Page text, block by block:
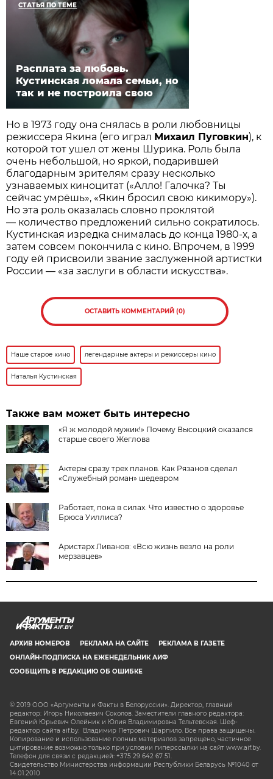
СТАТЬЯ ПО ТЕМЕ
Расплата за любовь.
Кустинская ломала семьи, но
так и не построила свою
Но в 1973 году она снялась в роли любовницы
режиссера Якина (его играл Михаил Пуговкин), к
которой тот ушел от жены Шурика. Роль была
очень небольшой, но яркой, подарившей
благодарным зрителям сразу несколько
узнаваемых киноцитат («Алло! Галочка? Ты
сейчас умрёшь», «Якин бросил свою кикимору»).
Но эта роль оказалась словно проклятой
— количество предложений сильно сократилось.
Кустинская изредка снималась до конца 1980-х, а
затем совсем покончила с кино. Впрочем, в 1999
году ей присвоили звание заслуженной артистки
России — «за заслуги в области искусства».
ОСТАВИТЬ КОММЕНТАРИЙ (0)
Наше старое кино легендарные актеры и режиссеры кино
Наталья Кустинская
Также вам может быть интересно
«Я ж молодой мужик!» Почему Высоцкий оказался
старше своего Жеглова
Актеры сразу трех планов. Как Рязанов сделал
«Служебный роман» шедевром
Работает, пока в силах. Что известно о здоровье
Брюса Уиллиса?
Аристарх Ливанов: «Всю жизнь везло на роли
мерзавцев»
AIF.BY
АРХИВ НОМЕРОВ РЕКЛАМА НА САЙТЕ
РЕКЛАМА В ГАЗЕТЕ
ОНЛАЙН-ПОДПИСКА НА ЕЖЕНЕДЕЛЬНИК АИФ
СООБЩИТЬ В РЕДАКЦИЮ ОБ ОШИБКЕ
© 2019 ООО «Аргументы и Факты в Белоруссии». Директор, главный
редактор: Игорь Николаевич Соколов. Заместители главного редактора:
Евгений Юрьевич Олейник и Юлия Владимировна Тельтевская. Шеф-
редактор сайта aif.by: Владимир Петрович Шарпило. Все права защищены.
Копирование и использование полных материалов запрещено, частичное
цитирование возможно только при условии гиперссылки на сайт www.aif.by.
Телефон для связи с редакцией: +375 29 642 67 51.
Свидетельство Министерства информации Республики Беларусь №1040 от
14.01.2010